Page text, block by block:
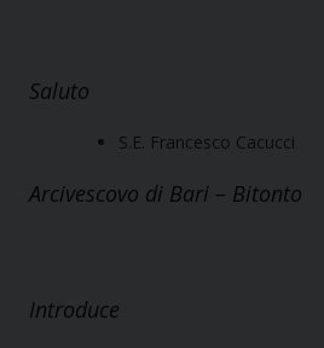
Saluto
S.E. Francesco Cacucci
Arcivescovo di Bari – Bitonto
Introduce